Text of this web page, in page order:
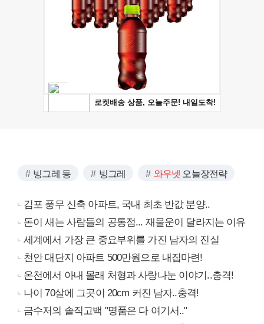
빙그레 등 빙그레 와우넷 오늘장전략
김포 풍무 신축 아파트, 국내 최초 반값 분양..
돈이 새는 사람들의 공통점... 재물운이 달라지는 이유
세계에서 가장 큰 중요부위를 가진 남자의 진실
천안 대단지 아파트 500만원으로 내집마련!
온천에서 아내 몰래 처형과 사랑나눈 이야기..충격!
나이 70살에 그곳이 20cm 커진 남자..충격!
금수저의 솔직고백 "명품은 다 여기서.."